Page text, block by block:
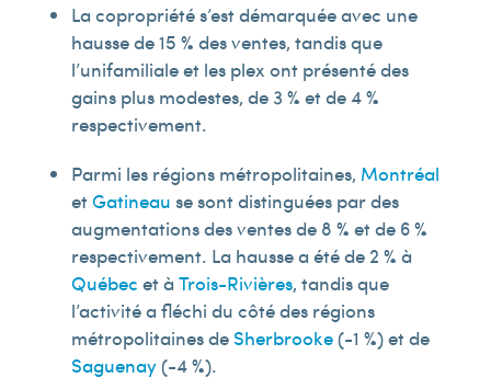
La copropriété s’est démarquée avec une
hausse de 15 % des ventes, tandis que
l’unifamiliale et les plex ont présenté des
gains plus modestes, de 3 % et de 4 %
respectivement.
Parmi les régions métropolitaines, Montréal
et Gatineau se sont distinguées par des
augmentations des ventes de 8 % et de 6 %
respectivement. La hausse a été de 2 % à
Québec et à Trois-Rivières, tandis que
l’activité a fléchi du côté des régions
métropolitaines de Sherbrooke(-1 %) et de
Saguenay(-4 %).